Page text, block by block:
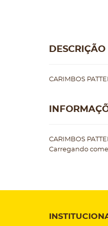
CARIMBOS
CARIMBOS
Carregando